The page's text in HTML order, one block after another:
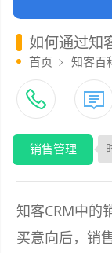
如何通过知
首页 知客百
销售管理
知客CRM中的
买意向后，销